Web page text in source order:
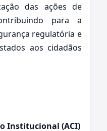
das ações de
para a
regulatória e
aos cidadãos
Institucional (ACI)